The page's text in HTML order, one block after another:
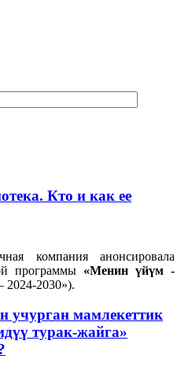
Кто и как ее
компания анонсировала
программы «Менин үйүм -
2030»).
учурган мамлекеттик
турак-жайга»